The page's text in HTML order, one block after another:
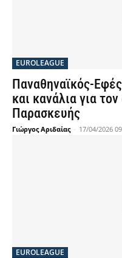
EUROLEAGUE
Παναθηναϊκός-
και κανάλια για
Παρασκευής
Γιώργος Αριδαίας - 17/04/2026
EUROLEAGUE